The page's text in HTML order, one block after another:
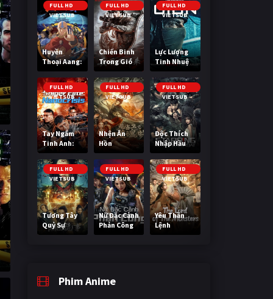
FULL HD
VIETSUB
Huyền
Thoại Aang:
Tiết Khí Sư
Cuối Cùng
FULL HD
VIETSUB
Chiến Binh
Trong Gió
FULL HD
VIETSUB
Lực Lượng
Tinh Nhuệ
FULL HD
VIETSUB
Tay Ngắm
Tinh Anh:
Nguy Cơ
Nano
FULL HD
VIETSUB
Nhện Ăn
Hồn
FULL HD
VIETSUB
Độc Thích
Nhập Hầu
FULL HD
VIETSUB
Tương Tây
Quỷ Sự
FULL HD
VIETSUB
Nữ Đặc Cảnh
Phản Công
FULL HD
VIETSUB
Yêu Thần
Lệnh
Phim Anime